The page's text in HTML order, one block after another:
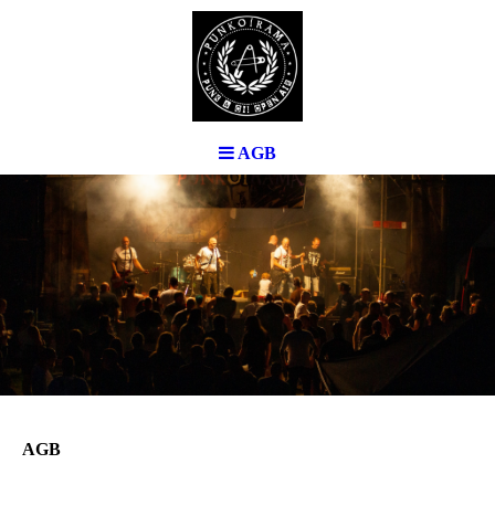
AGB
AGB